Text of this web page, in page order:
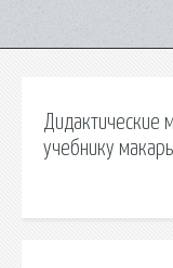
Дидактические
учебнику